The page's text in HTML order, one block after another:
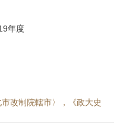
年度
改制院轄市〉，《政大史